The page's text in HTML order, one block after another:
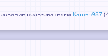
пользователем Kamen987(